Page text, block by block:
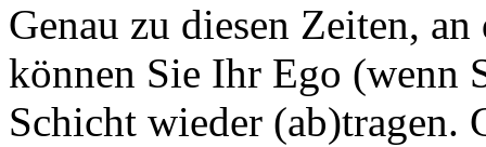
Genau zu diesen Zeiten,
können Sie Ihr Ego (wenn
Schicht wieder (ab)tragen.